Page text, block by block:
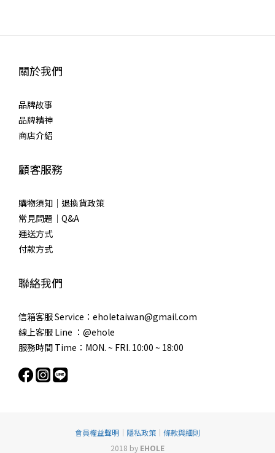
關於我們
品牌故事
品牌精神
商店介紹
顧客服務
購物須知｜退換貨政策
常見問題｜Q&A
運送方式
付款方式
聯絡我們
信箱客服 Service：eholetaiwan@gmail.com
線上客服 Line ：@ehole
服務時間 Time：MON. ~ FRI. 10:00 ~ 18:00
會員權益聲明 ｜ 隱私政策 ｜ 條款與細則
2018 by EHOLE